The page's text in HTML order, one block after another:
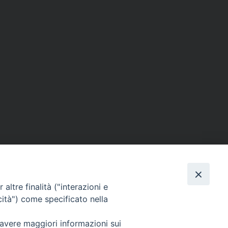
SEGUICI SU
altre finalità ("interazioni e
come specificato nella
maggiori informazioni sui